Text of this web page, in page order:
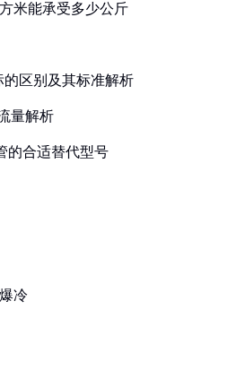
米能承受多少公斤
的区别及其标准解析
量解析
的合适替代型号
冷